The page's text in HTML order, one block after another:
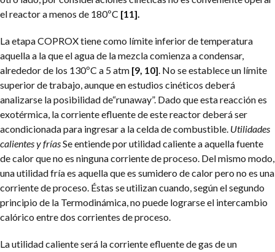
el reactor a menos de 180ºC [11].
La etapa COPROX tiene como límite inferior de temperatura
aquella a la que el agua de la mezcla comienza a condensar,
alrededor de los 130ºC a 5 atm [9, 10]. No se establece un límite
superior de trabajo, aunque en estudios cinéticos deberá
analizarse la posibilidad de“runaway”. Dado que esta reacción es
exotérmica, la corriente efluente de este reactor deberá ser
acondicionada para ingresar a la celda de combustible. Utilidades
calientes y fríasSe entiende por utilidad caliente a aquella fuente
de calor que no es ninguna corriente de proceso. Del mismo modo,
una utilidad fría es aquella que es sumidero de calor pero no es una
corriente de proceso. Éstas se utilizan cuando, según el segundo
principio de la Termodinámica, no puede lograrse el intercambio
calórico entre dos corrientes de proceso.
La utilidad caliente será la corriente efluente de gas de un